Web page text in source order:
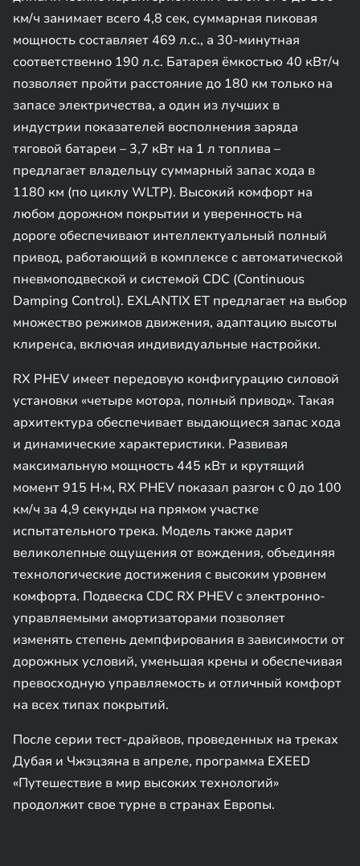
км/ч занимает всего 4,8 сек, суммарная пиковая
мощность составляет 469 л.с., а 30-минутная
соответственно 190 л.с. Батарея ёмкостью 40 кВт/ч
позволяет пройти расстояние до 180 км только на
запасе электричества, а один из лучших в
индустрии показателей восполнения заряда
тяговой батареи – 3,7 кВт на 1 л топлива –
предлагает владельцу суммарный запас хода в
1180 км (по циклу WLTP). Высокий комфорт на
любом дорожном покрытии и уверенность на
дороге обеспечивают интеллектуальный полный
привод, работающий в комплексе с автоматической
пневмоподвеской и системой CDC (Continuous
Damping Control). EXLANTIX ET предлагает на выбор
множество режимов движения, адаптацию высоты
клиренса, включая индивидуальные настройки.
RX PHEV имеет передовую конфигурацию силовой
установки «четыре мотора, полный привод». Такая
архитектура обеспечивает выдающиеся запас хода
и динамические характеристики. Развивая
максимальную мощность 445 кВт и крутящий
момент 915 Н·м, RX PHEV показал разгон с 0 до 100
км/ч за 4,9 секунды на прямом участке
испытательного трека. Модель также дарит
великолепные ощущения от вождения, объединяя
технологические достижения с высоким уровнем
комфорта. Подвеска CDC RX PHEV с электронно-
управляемыми амортизаторами позволяет
изменять степень демпфирования в зависимости от
дорожных условий, уменьшая крены и обеспечивая
превосходную управляемость и отличный комфорт
на всех типах покрытий.
После серии тест-драйвов, проведенных на треках
Дубая и Чжэцзяна в апреле, программа EXEED
«Путешествие в мир высоких технологий»
продолжит свое турне в странах Европы.